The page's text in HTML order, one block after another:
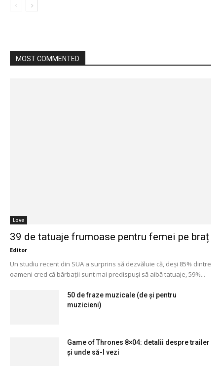
MOST COMMENTED
Love
39 de tatuaje frumoase pentru femei pe braț
Editor
Un studiu recent din SUA a surprins să dezvăluie că, deși 85% dintre
oameni cred că bărbații sunt mai predispuși să aibă tatuaje, 59%...
50 de fraze muzicale (de și pentru
muzicieni)
Game of Thrones 8×04: detalii despre trailer
și unde să-l vezi